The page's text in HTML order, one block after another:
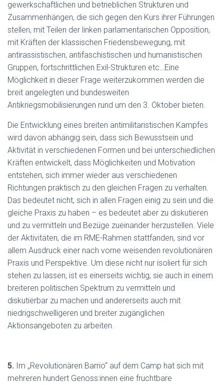
gewerkschaftlichen und betrieblichen Strukturen und
Zusammenhängen, die sich gegen den Kurs ihrer Führungen
stellen, mit Teilen der linken parlamentarischen Opposition,
mit Kräften der klassischen Friedensbewegung, mit
antirassistischen, antifaschistischen und humanistischen
Gruppen, fortschrittlichen Exil-Strukturen etc…Eine
Möglichkeit in dieser Frage weiterzukommen werden die
breit angelegten und bundesweiten
Antikriegsmobilisierungen rund um den 3. Oktober bieten.
Die Entwicklung eines breiten antimilitaristischen Kampfes
wird davon abhängig sein, dass sich Bewusstsein und
Aktivität in verschiedenen Formen und bei unterschiedlichen
Kräften entwickelt, dass Möglichkeiten und Motivation
entstehen, sich immer wieder aus verschiedenen
Richtungen praktisch zu den gleichen Fragen zu verhalten.
Das bedeutet nicht, sich in allen Fragen einig zu sein und die
gleiche Praxis zu haben – es bedeutet aber zu diskutieren
und zu vermitteln und Bezüge zueinander herzustellen. Viele
der Aktivitäten, die im RME-Rahmen stattfanden, sind vor
allem Ausdruck einer nach vorne weisenden revolutionären
Praxis und Perspektive. Um diese nicht nur isoliert für sich
stehen zu lassen, ist es einerseits wichtig, sie auch in einem
breiteren politischen Spektrum zu vermitteln und
diskutierbar zu machen und andererseits auch mit
niedrigschwelligeren und breiter zugänglichen
Aktionsangeboten zu arbeiten.
5. Im „Revolutionären Barrio“ auf dem Camp hat sich mit
mehreren hundert Genoss:innen eine fruchtbare